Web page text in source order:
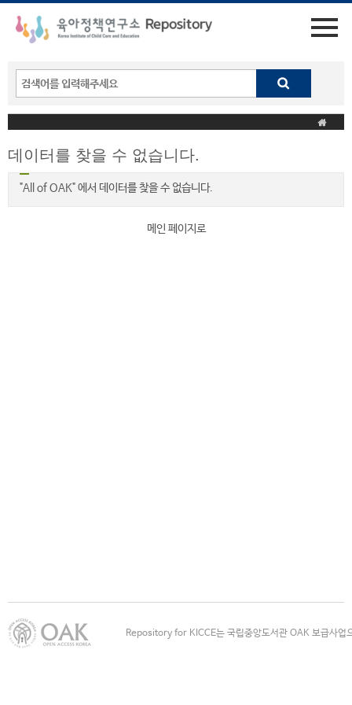
데이터를 찾을 수 없습니다.
"All of OAK" 에서 데이터를 찾을 수 없습니다.
메인 페이지로
Repository for KICCE는 국립중앙도서관 OAK 보급사업